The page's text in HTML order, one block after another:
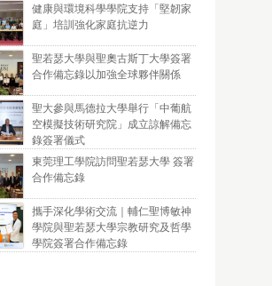
健康與環境科學學院支持「堅韌家
庭」培訓強化家庭抗逆力
聖若瑟大學與聖奧古斯丁大學簽署
合作備忘錄以加強全球夥伴關係
聖大參與馬德拉大學舉行「中葡航
空模擬技術研究院」成立諒解備忘
錄簽署儀式
東莞理工學院訪問聖若瑟大學 簽署
合作備忘錄
攜手深化學術交流｜輔仁聖博敏神
學院與聖若瑟大學宗教研究及哲學
學院簽署合作備忘錄